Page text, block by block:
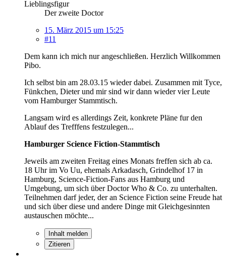
Lieblingsfigur
Der zweite Doctor
15. März 2015 um 15:25
#11
Dem kann ich mich nur angeschließen. Herzlich Willkommen
Pibo.
Ich selbst bin am 28.03.15 wieder dabei. Zusammen mit Tyce,
Fünkchen, Dieter und mir sind wir dann wieder vier Leute
vom Hamburger Stammtisch.
Langsam wird es allerdings Zeit, konkrete Pläne fur den
Ablauf des Trefffens festzulegen...
Hamburger Science Fiction-Stammtisch
Jeweils am zweiten Freitag eines Monats freffen sich ab ca.
18 Uhr im Vo Uu, ehemals Arkadasch, Grindelhof 17 in
Hamburg, Science-Fiction-Fans aus Hamburg und
Umgebung, um sich über Doctor Who & Co. zu unterhalten.
Teilnehmen darf jeder, der an Science Fiction seine Freude hat
und sich über diese und andere Dinge mit Gleichgesinnten
austauschen möchte...
Inhalt melden
Zitieren